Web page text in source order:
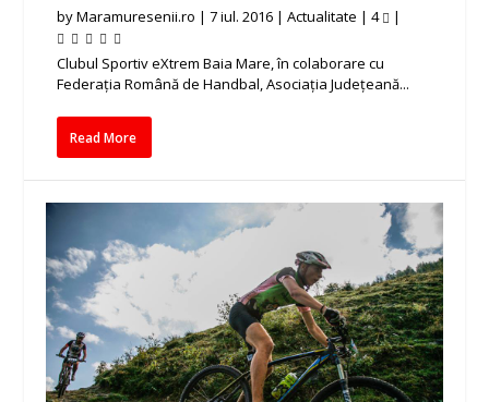
byMaramuresenii.ro |7 iul. 2016 |Actualitate |4 |
Clubul Sportiv eXtrem Baia Mare, în colaborare cu
Federația Română de Handbal, Asociația Județeană...
Read More